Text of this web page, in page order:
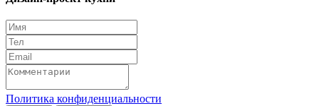
Политика конфиденциальности